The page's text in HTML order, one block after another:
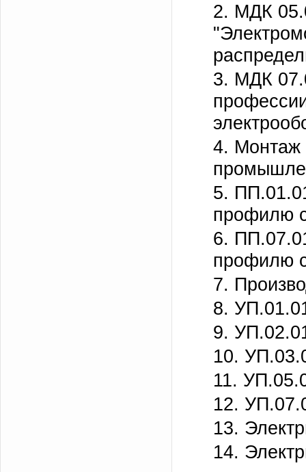
2. МДК
3. МДК
4. Монтаж
5.
профилю
6.
профилю
7.
8.
9.
10.
11.
12.
13.
14.